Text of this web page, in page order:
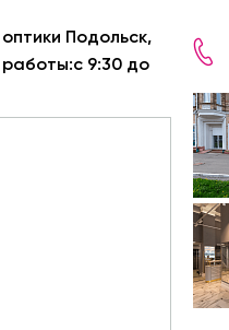
Подольск,
9:30 до